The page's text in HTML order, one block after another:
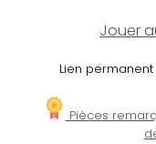
Jouer
Lien
Pièces